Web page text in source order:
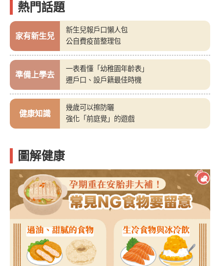
熱門話題
家有新生兒
新生兒報戶口懶人包
公自費疫苗整理包
準備上學去
一表看懂「幼稚園年齡表」
遷戶口、設戶籍最佳時機
健康知識
幾歲可以擦防曬
強化「前庭覺」的遊戲
圖解健康